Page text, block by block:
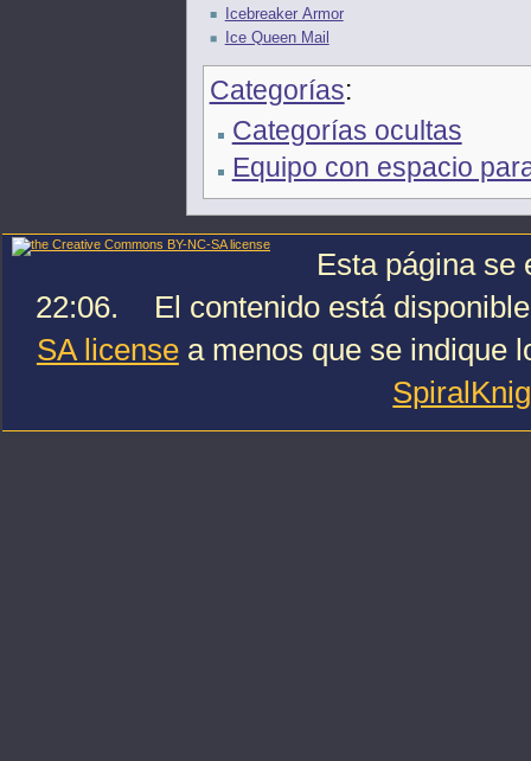
Icebreaker Armor
Ice Queen Mail
Categorías:
Categorías ocultas
Equipo con espacio
Esta página se
22:06.
El contenido está
SA licensea menos que se indique